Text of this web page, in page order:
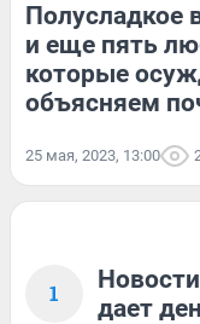
Полусладкое
и еще пять
которые
объясняем
25 мая, 2023, 13:00
1
дает